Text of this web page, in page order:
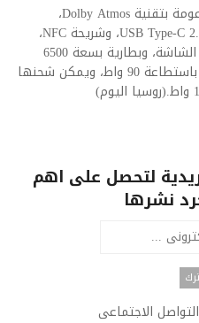
وزودته موتورولا بمكبرات صوت مدعومة بتقنية Dolby Atmos،
ومنفذين لشرائح الاتصال، ومنفذ USB Type-C 2.0، وشريحة NFC،
وماسح لبصمات الأصابع مدمج في الشاشة، وبطارية بسعة 6500
ميلي أمبير تعمل مع شاحن سريع باستطاعة 90 واط، ويمكن شحنها
لتحصل على اهم
نشرها
الاجتماعى